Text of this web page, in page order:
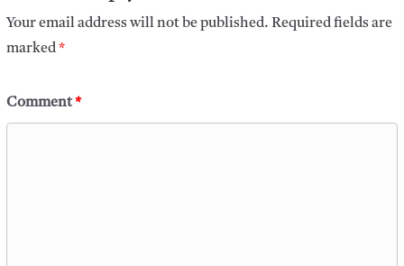
Your email address will not be published. Required fields are
marked*
Comment*